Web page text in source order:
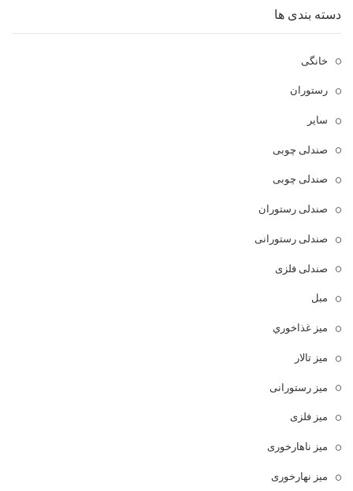
تجهیزات تالار و رستوران
مقالات و راهنمای خرید
دسته بندی ها
خانگی
رستوران
سایر
صندلی چوبی
صندلی چوبی
صندلی رستوران
صندلی رستورانی
صندلی فلزی
مبل
ميز غذاخوري
میز تالار
میز رستورانی
میز فلزی
میز ناهارخوری
میز نهارخوری